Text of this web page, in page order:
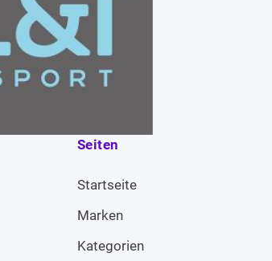
Seiten
Startseite
Marken
Kategorien